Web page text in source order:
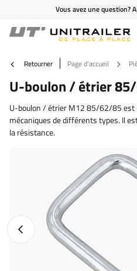
Vous avez une question?
Retourner Page d'accueil
U-boulon / étrier
U-boulon / étrier M12 85/62/85 est
mécaniques de différents types. Il
la résistance.
Photo précédente